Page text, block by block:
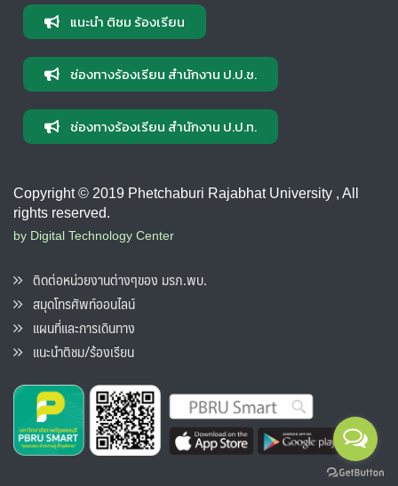
แนะนำ ติชม ร้องเรียน
ช่องทางร้องเรียน สำนักงาน ป.ป.ช.
ช่องทางร้องเรียน สำนักงาน ป.ป.ท.
Copyright © 2019 Phetchaburi Rajabhat University , All
rights reserved.
by Digital Technology Center
ติดต่อหน่วยงานต่างๆของ มรภ.พบ.
สมุดโทรศัพท์ออนไลน์
แผนที่และการเดินทาง
แนะนำติชม/ร้องเรียน